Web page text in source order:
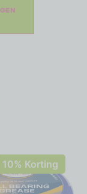
10% Korting